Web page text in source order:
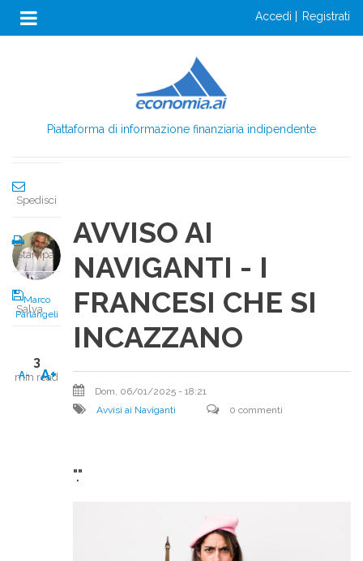
SaltaAnon
Menu
accedi registrati
Piattaforma di informazione finanziaria indipendente
Marco
Parlangeli
3
min read
Condividi
Spedisci
Stampa
Salva
A- A+
AVVISO AI
NAVIGANTI - I
FRANCESI CHE SI
INCAZZANO
Dom, 06/01/2025 - 18:21
Avvisi ai Naviganti
0 commenti
"."